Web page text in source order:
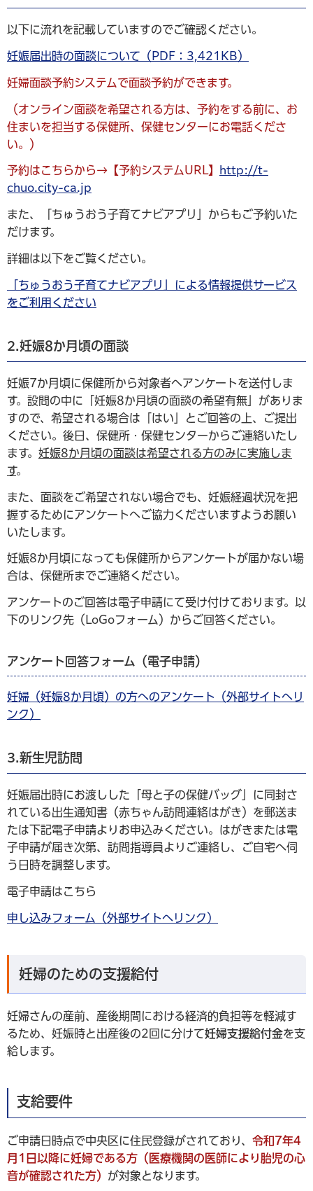
以下に流れを記載していますのでご確認ください。
妊娠届出時の面談について（PDF：3,421KB）
妊婦面談予約システムで面談予約ができます。
（オンライン面談を希望される方は、予約をする前に、お
住まいを担当する保健所、保健センターにお電話くださ
い。）
予約はこちらから→【予約システムURL】
http://t-
chuo.city-ca.jp
また、「ちゅうおう子育てナビアプリ」からもご予約いた
だけます。
詳細は以下をご覧ください。
「ちゅうおう子育てナビアプリ」による情報提供サービス
をご利用ください
2.妊娠8か月頃の面談
妊娠7か月頃に保健所から対象者へアンケートを送付しま
す。設問の中に「妊娠8か月頃の面談の希望有無」がありま
すので、希望される場合は「はい」とご回答の上、ご提出
ください。後日、保健所・保健センターからご連絡いたし
ます。 妊娠8か月頃の面談は希望される方のみに実施しま
す。
また、面談をご希望されない場合でも、妊娠経過状況を把
握するためにアンケートへご協力くださいますようお願い
いたします。
妊娠8か月頃になっても保健所からアンケートが届かない場
合は、保健所までご連絡ください。
アンケートのご回答は電子申請にて受け付けております。以
下のリンク先（LoGoフォーム）からご回答ください。
アンケート回答フォーム（電子申請）
妊婦（妊娠8か月頃）の方へのアンケート（外部サイトへリ
ンク）
3.新生児訪問
妊娠届出時にお渡しした「母と子の保健バッグ」に同封さ
れている出生通知書（赤ちゃん訪問連絡はがき）を郵送ま
たは下記電子申請よりお申込みください。はがきまたは電
子申請が届き次第、訪問指導員よりご連絡し、ご自宅へ伺
う日時を調整します。
電子申請はこちら
申し込みフォーム（外部サイトへリンク）
妊婦のための支援給付
妊婦さんの産前、産後期間における経済的負担等を軽減す
るため、妊娠時と出産後の2回に分けて妊婦支援給付金を支
給します。
支給要件
ご申請日時点で中央区に住民登録がされており、 令和7年4
月1日以降に妊婦である方（医療機関の医師により胎児の心
音が確認された方） が対象となります。